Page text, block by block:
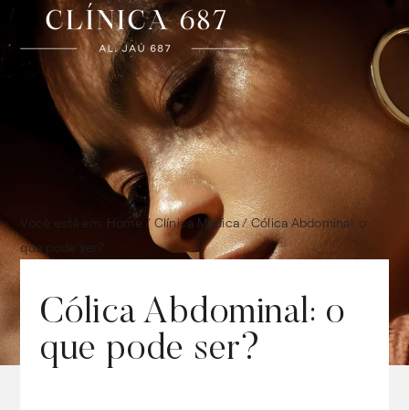
Você está em: Home / Clínica Médica/Cólica Abdominal: o
que pode ser?
Cólica Abdominal: o
que pode ser?